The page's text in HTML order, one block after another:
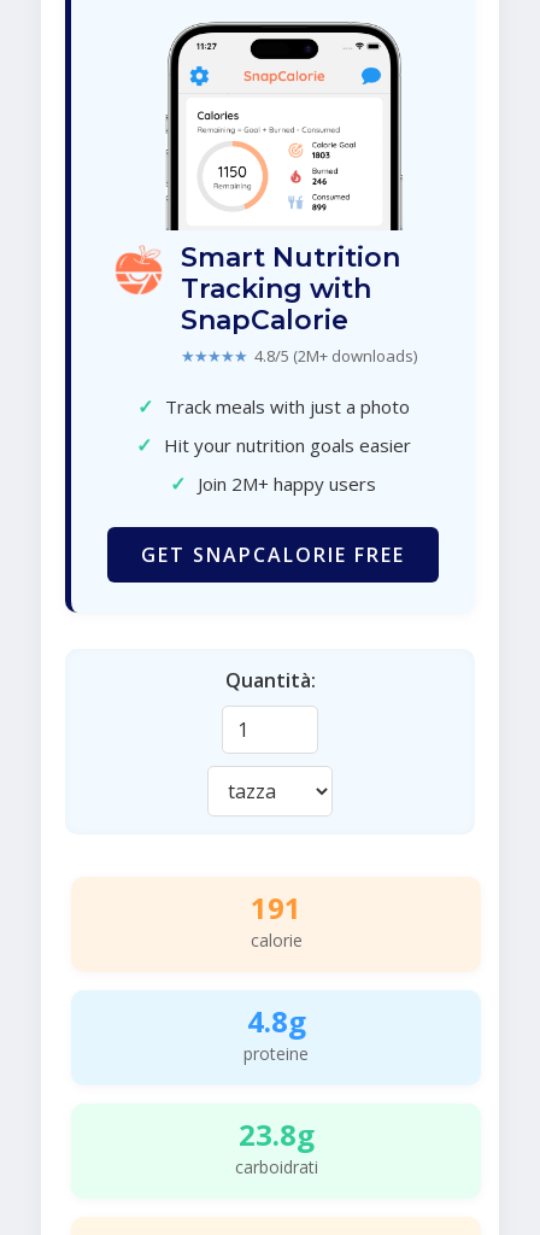
Smart Nutrition
Tracking with
SnapCalorie
★★★★★ 4.8/5 (2M+ downloads)
✓ Track meals with just a photo
✓ Hit your nutrition goals easier
✓ Join 2M+ happy users
GET SNAPCALORIE FREE
Quantità:
191
calorie
4.8g
proteine
23.8g
carboidrati